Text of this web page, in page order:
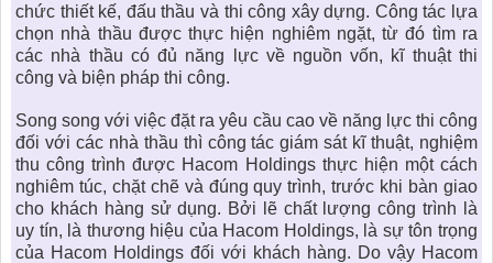
chức thiết kế, đấu thầu và thi công xây dựng. Công tác lựa
chọn nhà thầu được thực hiện nghiêm ngặt, từ đó tìm ra
các nhà thầu có đủ năng lực về nguồn vốn, kĩ thuật thi
công và biện pháp thi công.
Song song với việc đặt ra yêu cầu cao về năng lực thi công
đối với các nhà thầu thì công tác giám sát kĩ thuật, nghiệm
thu công trình được Hacom Holdingsthực hiện một cách
nghiêm túc, chặt chẽ và đúng quy trình, trước khi bàn giao
cho khách hàng sử dụng. Bởi lẽ chất lượng công trình là
uy tín, là thương hiệu của Hacom Holdings, là sự tôn trọng
của Hacom Holdings đối với khách hàng. Do vậy Hacom